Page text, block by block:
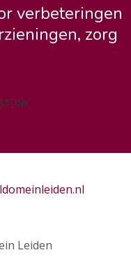
verbeteringen
zorg
op
Leiden